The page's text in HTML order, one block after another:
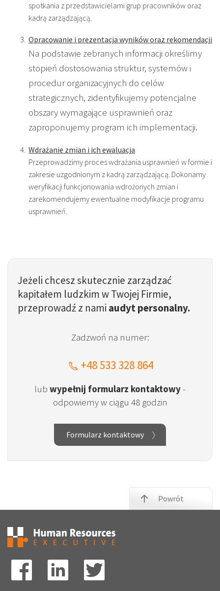
spotkania z przedstawicielami grup pracowników oraz
kadrą zarządzającą.
Opracowanie i prezentacja wyników oraz rekomendacji
Na podstawie zebranych informacji określimy
stopień dostosowania struktur, systemów i
procedur organizacyjnych do celów
strategicznych, zidentyfikujemy potencjalne
obszary wymagające usprawnień oraz
zaproponujemy program ich implementacji.
Wdrażanie zmian i ich ewaluacja
Przeprowadzimy proces wdrażania usprawnień w formie i
zakresie uzgodnionym z kadrą zarządzającą. Dokonamy
weryfikacji funkcjonowania wdrożonych zmian i
zarekomendujemy ewentualne modyfikacje programu
usprawnień.
Jeżeli chcesz skutecznie zarządzać
kapitałem ludzkim w Twojej Firmie,
przeprowadź z nami audyt personalny.
Zadzwoń na numer:
+48 533 328 864
lub wypełnij formularz kontaktowy-
odpowiemy w ciągu 48 godzin
Formularz kontaktowy
Powrót